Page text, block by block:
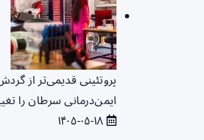
پروتئینی قدیمی‌تر از
ایمن‌درمانی سرطان را